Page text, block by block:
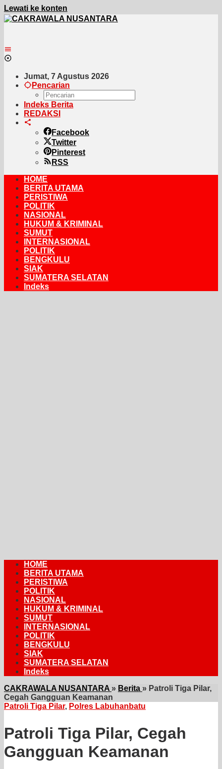
Lewati ke konten
Jumat, 7 Agustus 2026
Pencarian
Indeks Berita
REDAKSI
Facebook
Twitter
Pinterest
RSS
HOME
BERITA UTAMA
PERISTIWA
POLITIK
NASIONAL
HUKUM & KRIMINAL
SUMUT
INTERNASIONAL
POLITIK
BENGKULU
SIAK
SUMATERA SELATAN
Indeks
HOME
BERITA UTAMA
PERISTIWA
POLITIK
NASIONAL
HUKUM & KRIMINAL
SUMUT
INTERNASIONAL
POLITIK
BENGKULU
SIAK
SUMATERA SELATAN
Indeks
CAKRAWALA NUSANTARA » Berita » Patroli Tiga Pilar,
Cegah Gangguan Keamanan
Patroli Tiga Pilar, Polres Labuhanbatu
Patroli Tiga Pilar, Cegah
Gangguan Keamanan